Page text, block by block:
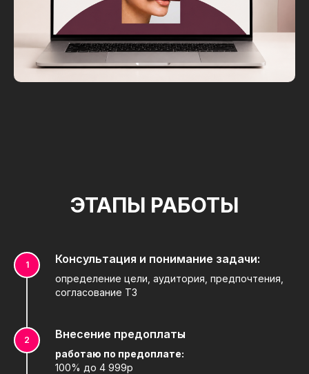
ЭТАПЫ РАБОТЫ
Консультация и понимание задачи:
определение цели, аудитория, предпочтения,
согласование ТЗ
Внесение предоплаты
работаю по предоплате:
100% до 4 999р